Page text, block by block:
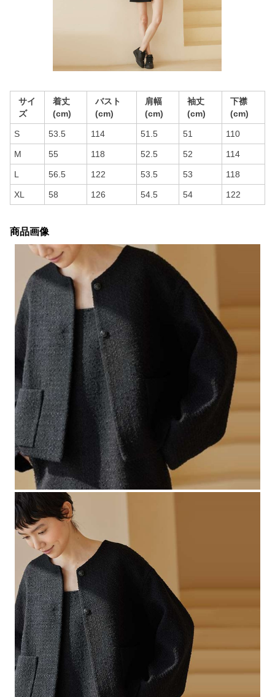
サイ
ズ
着丈
(cm)
バスト
(cm)
肩幅
(cm)
袖丈
(cm)
下襟
(cm)
S 53.5 114 51.5 51 110
M 55 118 52.5 52 114
L 56.5 122 53.5 53 118
XL 58 126 54.5 54 122
商品画像